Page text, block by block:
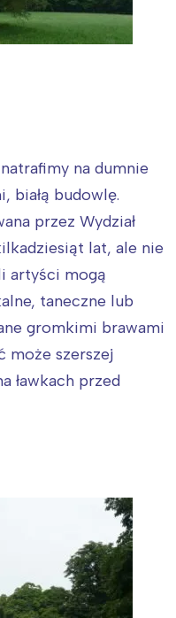
na dumnie
białą budowlę.
przez Wydział
lat, ale nie
artyści mogą
taneczne lub
gromkimi brawami
może szerszej
ławkach przed